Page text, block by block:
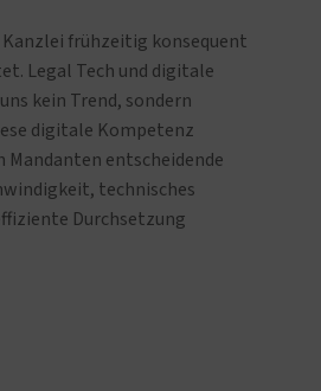
Kanzlei frühzeitig konsequent
Legal Tech und digitale
kein Trend, sondern
digitale Kompetenz
Mandanten entscheidende
technisches
Durchsetzung